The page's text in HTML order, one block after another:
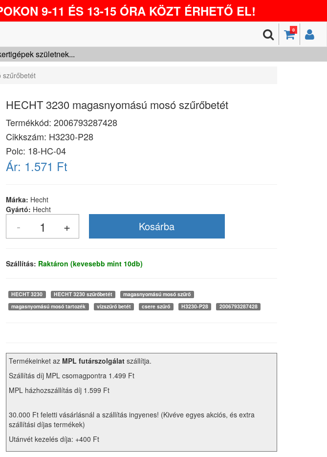
9-11 ÉS 13-15 ÓRA KÖZT ÉRHETŐ EL!
0
születnek...
szűrőbetét
HECHT 3230 magasnyomású mosó szűrőbetét
Termékkód: 2006793287428
Cikkszám: H3230-P28
Polc: 18-HC-04
Ár: 1.571 Ft
Márka: Hecht
Gyártó: Hecht
Szállítás: Raktáron (kevesebb mint 10db)
HECHT 3230 HECHT 3230 szűrőbetét
magasnyomású mosó szűrő
magasnyomású mosó tartozék
vízszűrő betét csere szűrő H3230-P28 2006793287428
Termékeinket az MPL futárszolgálat szállítja.
Szállítás díj MPL csomagpontra 1.499 Ft
MPL házhozszállítás díj 1.599 Ft
30.000 Ft feletti vásárlásnál a szállítás ingyenes! (Kivéve egyes akciós, és extra
szállítási díjas termékek)
Utánvét kezelés díja: +400 Ft